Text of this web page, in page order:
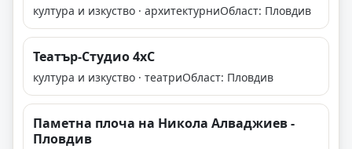
култура и изкуство · архитектурниОбласт: Пловдив
Театър-Студио 4хC
култура и изкуство · театриОбласт: Пловдив
Паметна плоча на Никола Алваджиев -
Пловдив